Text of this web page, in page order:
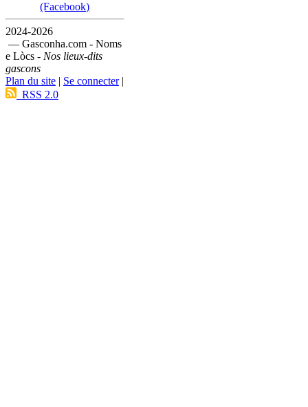
(Facebook)
2024-2026
— Gasconha.com - Noms
e Lòcs - Nos lieux-dits
gascons
Plan du site | Se connecter|
RSS 2.0